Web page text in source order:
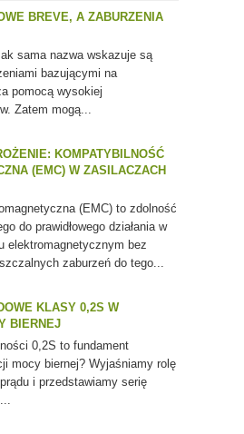
BREVE, A ZABURZENIA
sama nazwa wskazuje są
bazującymi na
pomocą wysokiej
Zatem mogą...
KOMPATYBILNOŚĆ
(EMC) W ZASILACZACH
(EMC) to zdolność
do prawidłowego działania w
elektromagnetycznym bez
zaburzeń do tego...
KLASY 0,2S W
BIERNEJ
0,2S to fundament
mocy biernej? Wyjaśniamy rolę
i przedstawiamy serię